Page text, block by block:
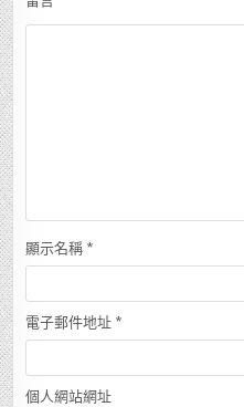
顯示名稱 *
電子郵件地址 *
個人網站網址